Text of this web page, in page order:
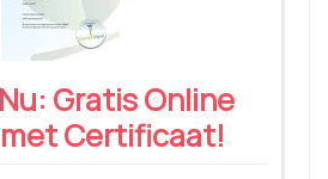
Gratis Online
Certificaat!